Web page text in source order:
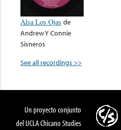
Alsa Los Ojas de
Andrew Y Connie
Sisneros
See all recordings >>
Un proyecto conjunto
del UCLA Chicano Studies